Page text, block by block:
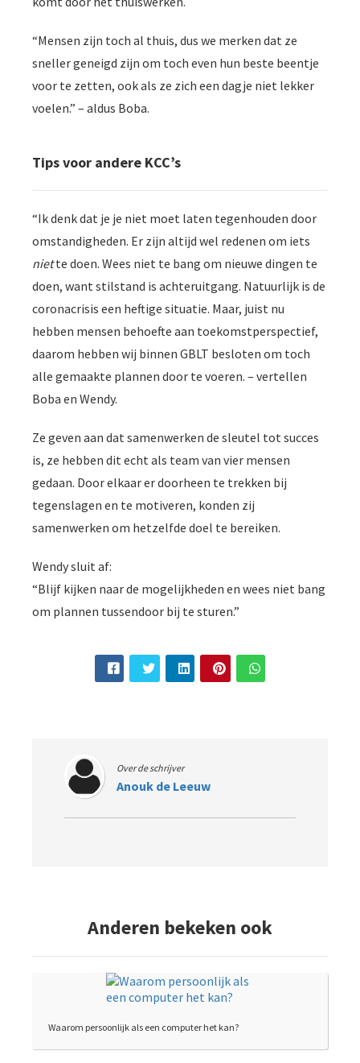
“Mensen zijn toch al thuis, dus we merken dat ze
sneller geneigd zijn om toch even hun beste beentje
voor te zetten, ook als ze zich een dagje niet lekker
voelen.” – aldus Boba.
Tips voor andere KCC’s
“Ik denk dat je je niet moet laten tegenhouden door
omstandigheden. Er zijn altijd wel redenen om iets
niette doen. Wees niet te bang om nieuwe dingen te
doen, want stilstand is achteruitgang. Natuurlijk is de
coronacrisis een heftige situatie. Maar, juist nu
hebben mensen behoefte aan toekomstperspectief,
daarom hebben wij binnen GBLT besloten om toch
alle gemaakte plannen door te voeren. – vertellen
Boba en Wendy.
Ze geven aan dat samenwerken de sleutel tot succes
is, ze hebben dit echt als team van vier mensen
gedaan. Door elkaar er doorheen te trekken bij
tegenslagen en te motiveren, konden zij
samenwerken om hetzelfde doel te bereiken.
Wendy sluit af:
“Blijf kijken naar de mogelijkheden en wees niet bang
om plannen tussendoor bij te sturen.”
Over de schrijver
Anouk de Leeuw
Anderen bekeken ook
Waarom persoonlijk als een computer het kan?